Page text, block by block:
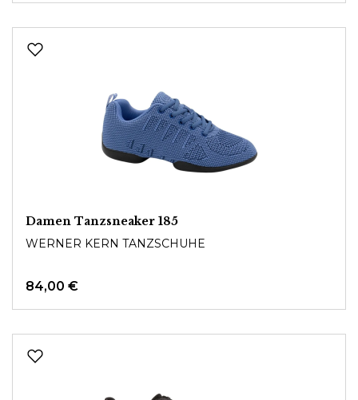
Damen Tanzsneaker 185
WERNER KERN TANZSCHUHE
84,00 €